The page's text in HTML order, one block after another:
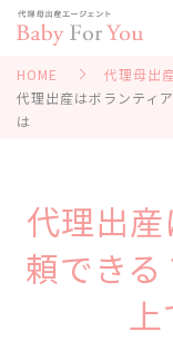
HOME
代理母出
代理出産はボランティ
は
代理出
頼でき